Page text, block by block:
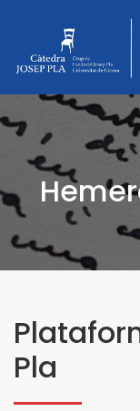
Pla